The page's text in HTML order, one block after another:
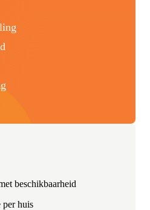
beschikbaarheid
per huis